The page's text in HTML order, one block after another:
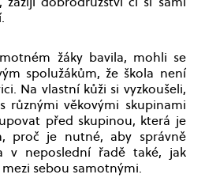
žáky bavila, mohli se
spolužákům, že škola není
Na vlastní kůži si vyzkoušeli,
různými věkovými skupinami
před skupinou, která je
proč je nutné, aby správně
v neposlední řadě také, jak
sebou samotnými.